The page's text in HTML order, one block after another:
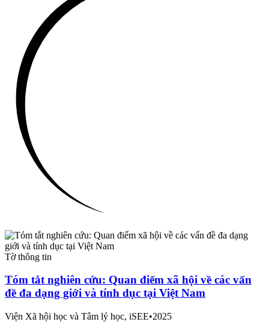
Tờ thông tin
Tóm tắt nghiên cứu: Quan điểm xã hội về các vấn
đề đa dạng giới và tính dục tại Việt Nam
Viện Xã hội học và Tâm lý học, iSEE•2025